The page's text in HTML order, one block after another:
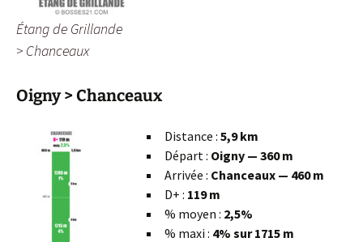
Étang de Grillande
> Chanceaux
Oigny > Chanceaux
Distance : 5,9 km
Départ : Oigny — 360 m
Arrivée : Chanceaux — 460 m
D+ : 119 m
% moyen : 2,5%
% maxi : 4% sur 1715 m